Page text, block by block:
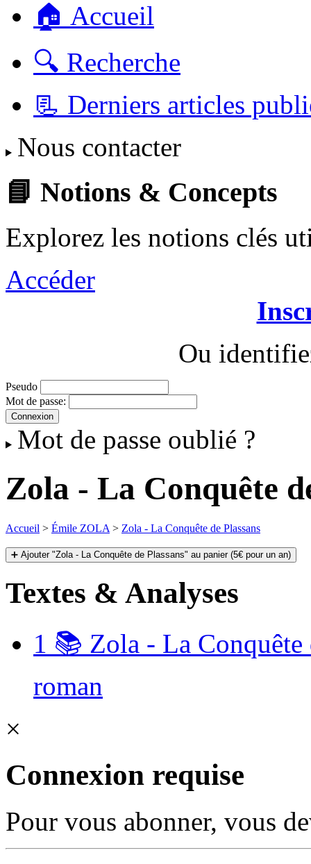
🏠 Accueil
🔍 Recherche
📃 Derniers articles
Nous contacter
📘 Notions & Concepts
Explorez les notions clés
Accéder
Ou
Pseudo
Mot de passe:
Mot de passe oublié ?
Zola - La Conquête
Accueil > Émile ZOLA > Zola - La Conquête de Plassans
➕ Ajouter "Zola - La Conquête de Plassans" au panier (5€ pour un an)
Textes & Analyses
1 📚 Zola - La Conquête
roman
×
Connexion requise
Pour vous abonner, vous